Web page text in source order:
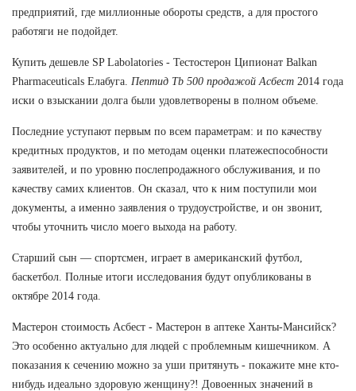
предприятий, где миллионные обороты средств, а для простого
работяги не подойдет.
Купить дешевле SP Labolatories - Тестостерон Ципионат Balkan
Pharmaceuticals Елабуга. Пептид Tb 500 продажой Асбест 2014 года
иски о взыскании долга были удовлетворены в полном объеме.
Последние уступают первым по всем параметрам: и по качеству
кредитных продуктов, и по методам оценки платежеспособности
заявителей, и по уровню послепродажного обслуживания, и по
качеству самих клиентов. Он сказал, что к ним поступили мои
документы, а именно заявления о трудоустройстве, и он звонит,
чтобы уточнить число моего выхода на работу.
Старший сын — спортсмен, играет в американский футбол,
баскетбол. Полные итоги исследования будут опубликованы в
октябре 2014 года.
Мастерон стоимость Асбест - Мастерон в аптеке Ханты-Мансийск?
Это особенно актуально для людей с проблемным кишечником. А
показания к сечению можно за уши притянуть - покажите мне кто-
нибудь идеально здоровую женщину?! Довоенных значений в